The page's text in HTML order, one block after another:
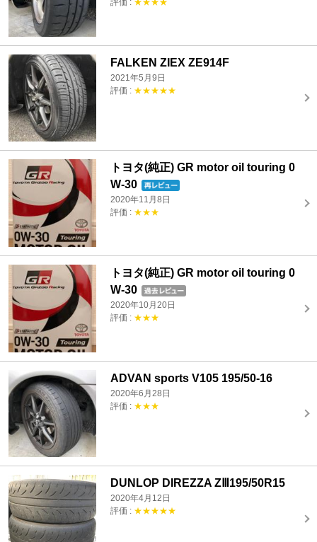
評価 : ★★★★
FALKEN ZIEX ZE914F
2021年5月9日
評価 : ★★★★★
トヨタ(純正) GR motor oil touring 0
W-30
2020年11月8日
評価 : ★★★
トヨタ(純正) GR motor oil touring 0
W-30
2020年10月20日
評価 : ★★★
ADVAN sports V105 195/50-16
2020年6月28日
評価 : ★★★
DUNLOP DIREZZA ZⅢ195/50R15
2020年4月12日
評価 : ★★★★★